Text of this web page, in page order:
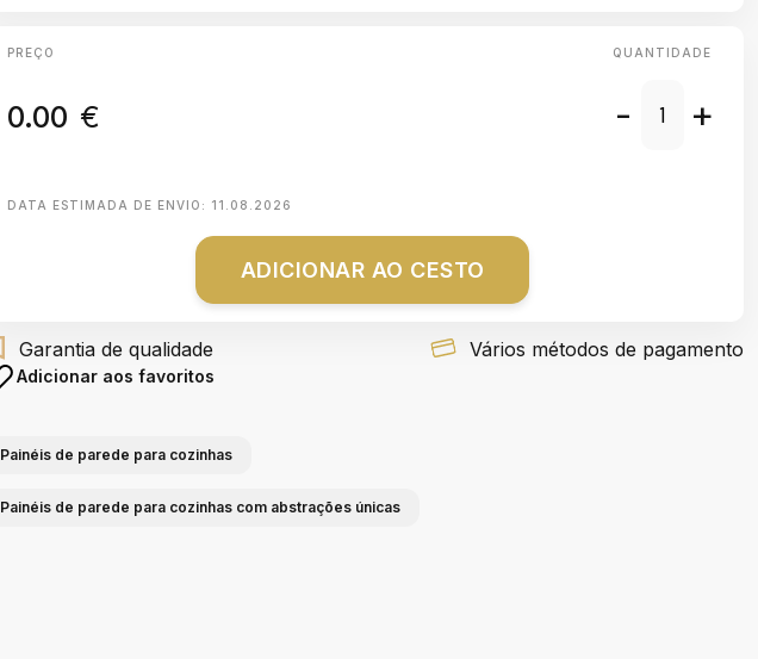
PREÇO
0.00 €
QUANTIDADE
- +
DATA ESTIMADA DE ENVIO: 11.08.2026
ADICIONAR AO CESTO
Garantia de qualidade Vários métodos de pagamento
Adicionar aos favoritos
Painéis de parede para cozinhas
Painéis de parede para cozinhas com abstrações únicas